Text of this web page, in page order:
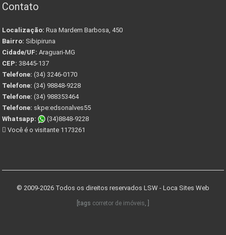
Contato
Localização: Rua Mardem Barbosa, 450
Bairro: Sibipiruna
Cidade/UF: Araguari-MG
CEP: 38445-137
Telefone: (34) 3246-0170
Telefone: (34) 98848-9228
Telefone: (34) 988353464
Telefone: skpe:edsonalves55
Whatsapp:
(34)8848-9228
Você é o visitante 1173261
© 2009-2026 Todos os direitos reservados LSW - Loca Sites Web
[tags corretor de imóveis, ]